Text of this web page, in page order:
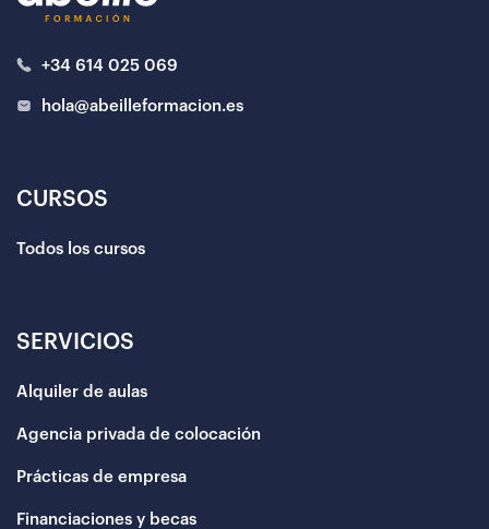
+34 614 025 069
hola@abeilleformacion.es
CURSOS
Todos los cursos
SERVICIOS
Alquiler de aulas
Agencia privada de colocación
Prácticas de empresa
Financiaciones y becas